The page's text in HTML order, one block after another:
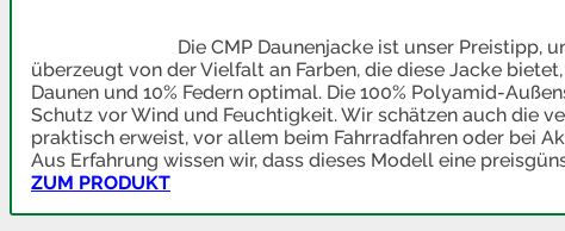
Die CMP Daunenjacke ist unser Preistipp,
überzeugt von der Vielfalt an Farben, die diese Jacke
Daunen und 10% Federn optimal. Die 100% Polyamid-
Schutz vor Wind und Feuchtigkeit. Wir schätzen auch die
praktisch erweist, vor allem beim Fahrradfahren oder bei
Aus Erfahrung wissen wir, dass dieses Modell eine
ZUM PRODUKT